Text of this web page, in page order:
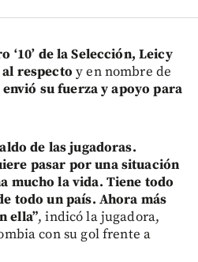
‘10’ de la Selección, Leicy
respecto y en nombre de
envió su fuerza y apoyo para
de las jugadoras.
pasar por una situación
mucho la vida. Tiene todo
todo un país. Ahora más
ella”, indicó la jugadora,
con su gol frente a